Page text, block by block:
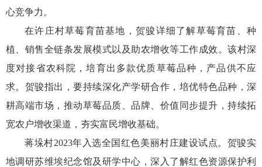
心竞争力。
在许庄村草莓育苗基地，贺骏详细了解草莓育苗、种
植、销售全链条发展模式以及助农增收等工作成效。该村深
度对接省农科院，培育出多款优质草莓品种，产品供不应
求。贺骏指出，要持续深化产学研合作，培优特色品种，深
耕高端市场，推动草莓品质、品牌、价值同步提升，持续拓
宽农户增收渠道，夯实富民增收基础。
蒋垛村2023年入选全国红色美丽村庄建设试点。贺骏实
地调研苏维埃纪念馆及研学中心，深入了解红色资源保护利